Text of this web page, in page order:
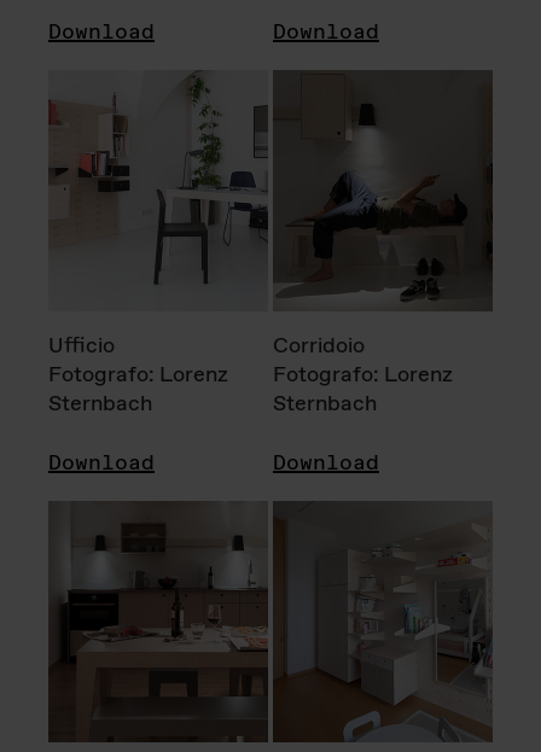
Download Download
Ufficio
Fotografo: Lorenz
Sternbach
Download
Corridoio
Fotografo: Lorenz
Sternbach
Download